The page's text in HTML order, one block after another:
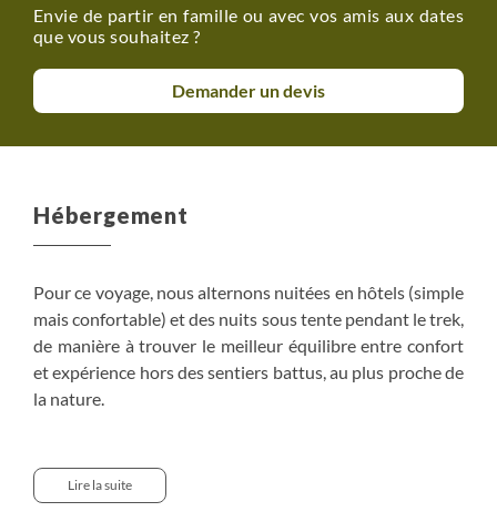
Envie de partir en famille ou avec vos amis aux dates
que vous souhaitez ?
Demander un devis
Hébergement
Pour ce voyage, nous alternons nuitées en hôtels (simple
mais confortable) et des nuits sous tente pendant le trek,
de manière à trouver le meilleur équilibre entre confort
et expérience hors des sentiers battus, au plus proche de
la nature.
Hôtel tout confort situé à proximité de l’aéroport. 82
chambres avec salle de bain, eau chaude et air
Lire la suite